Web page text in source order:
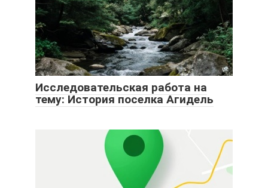
Исследовательская работа на
тему: История поселка Агидель